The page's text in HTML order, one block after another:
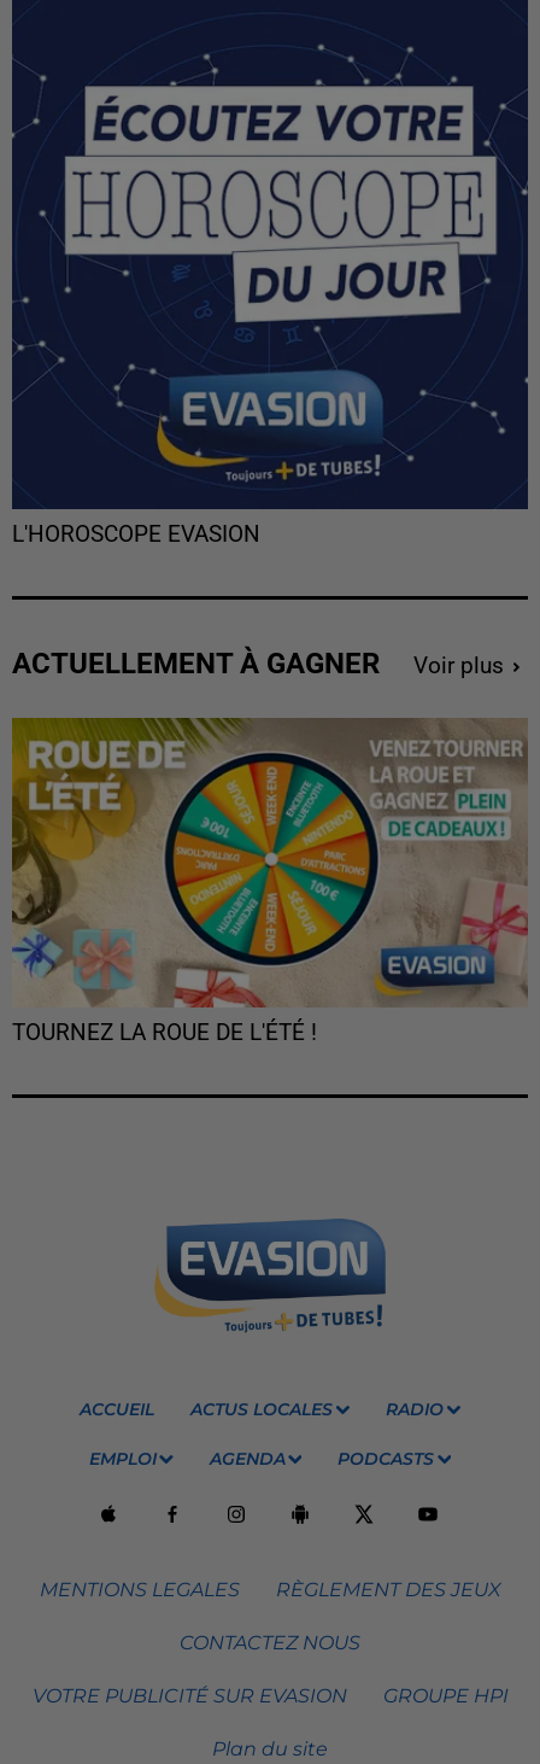
L'HOROSCOPE EVASION
ACTUELLEMENT À GAGNER Voir plus
TOURNEZ LA ROUE DE L'ÉTÉ !
ACCUEIL ACTUS LOCALES RADIO
EMPLOI AGENDA PODCASTS
MENTIONS LEGALES RÈGLEMENT DES JEUX
CONTACTEZ NOUS
VOTRE PUBLICITÉ SUR EVASION GROUPE HPI
Plan du site